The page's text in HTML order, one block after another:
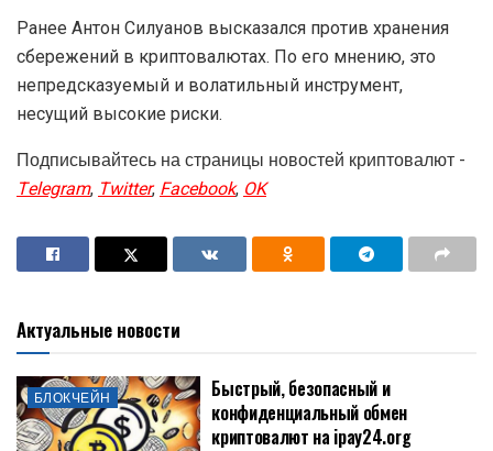
Ранее Антон Силуанов высказался против хранения
сбережений в криптовалютах. По его мнению, это
непредсказуемый и волатильный инструмент,
несущий высокие риски.
Подписывайтесь на страницы новостей криптовалют -
Telegram,Twitter,Facebook,OK
Актуальные новости
БЛОКЧЕЙН
Быстрый, безопасный и
конфиденциальный обмен
криптовалют на ipay24.org